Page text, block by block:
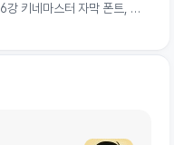
강 키네마스터 자막 폰트, 색